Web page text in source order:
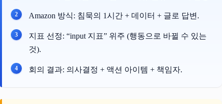
Amazon 방식: 침묵의 1시간 + 데이터 + 글로 답변.
지표 선정: “input 지표” 위주 (행동으로 바뀔 수 있는
것).
회의 결과: 의사결정 + 액션 아이템 + 책임자.